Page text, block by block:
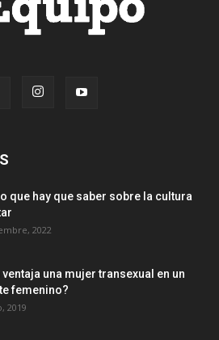
que hay que saber sobre la cultura
2022
ventaja una mujer transexual en un
femenino?
2019